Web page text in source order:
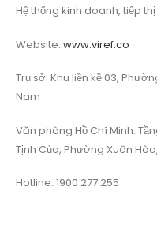
Hệ thống kinh doanh, tiếp
Website: www.viref.co
Trụ sở: Khu liền kề 03,
Nam
Văn phòng Hồ Chí Minh:
Tịnh Của, Phường Xuân
Hotline: 1900 277 255